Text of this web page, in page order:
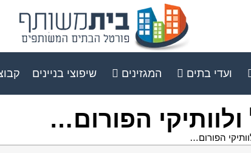
ועדי בתים המגזינים שיפוצי בניינים
הפורום…
הפורום…